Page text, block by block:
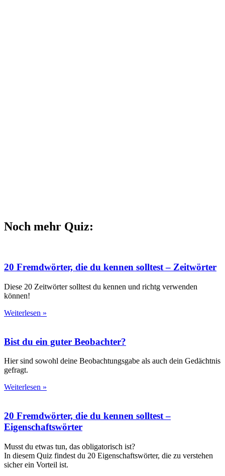
Noch mehr Quiz:
20 Fremdwörter, die du kennen solltest – Zeitwörter
Diese 20 Zeitwörter solltest du kennen und richtg verwenden
können!
Weiterlesen »
Bist du ein guter Beobachter?
Hier sind sowohl deine Beobachtungsgabe als auch dein Gedächtnis
gefragt.
Weiterlesen »
20 Fremdwörter, die du kennen solltest –
Eigenschaftswörter
Musst du etwas tun, das obligatorisch ist?
In diesem Quiz findest du 20 Eigenschaftswörter, die zu verstehen
sicher ein Vorteil ist.